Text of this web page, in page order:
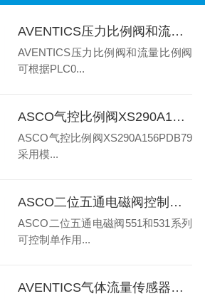
AVENTICS压力比例阀和流量比例阀应用设备和应用行业有哪些
AVENTICS压力比例阀和流量比例阀
可根据PLC0...
ASCO气控比例阀XS290A156PDB79特点和用途
ASCO气控比例阀XS290A156PDB79
采用模...
ASCO二位五通电磁阀控制单作用执行器接法和原理
ASCO二位五通电磁阀551和531系列
可控制单作用...
AVENTICS气体流量传感器AF2系列在气动系统中作用是什么